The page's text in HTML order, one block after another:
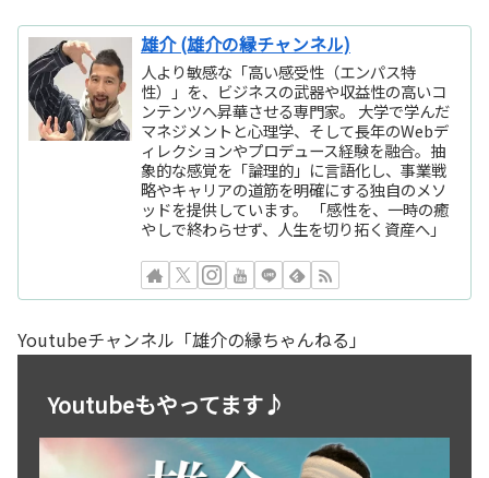
雄介 (雄介の縁チャンネル)
人より敏感な「高い感受性（エンパス特
性）」を、ビジネスの武器や収益性の高いコ
ンテンツへ昇華させる専門家。 大学で学んだ
マネジメントと心理学、そして長年のWebデ
ィレクションやプロデュース経験を融合。抽
象的な感覚を「論理的」に言語化し、事業戦
略やキャリアの道筋を明確にする独自のメソ
ッドを提供しています。 「感性を、一時の癒
やしで終わらせず、人生を切り拓く資産へ」
Youtubeチャンネル「雄介の縁ちゃんねる」
Youtubeもやってます♪